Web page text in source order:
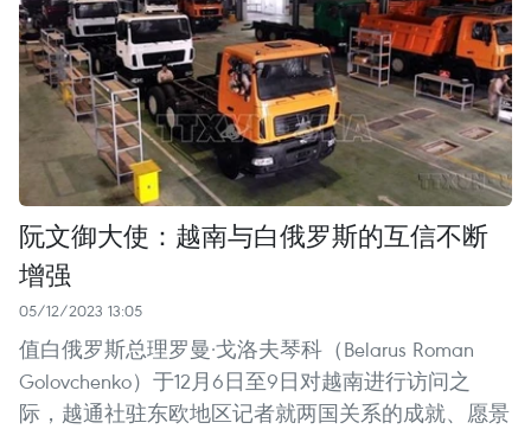
阮文御大使：越南与白俄罗斯的互信不断
增强
05/12/2023 13:05
值白俄罗斯总理罗曼·戈洛夫琴科（Belarus Roman
Golovchenko）于12月6日至9日对越南进行访问之
际，越通社驻东欧地区记者就两国关系的成就、愿景